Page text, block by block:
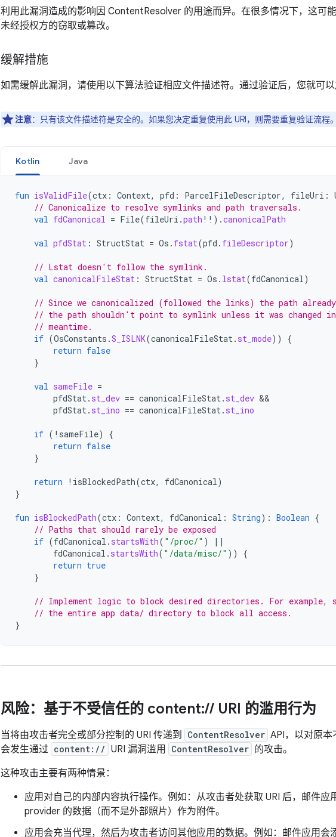
利用此漏洞造成的影响因 ContentResolver 的用途而异。在很多情况下，这可
未经授权方的窃取或篡改。
缓解措施
如需缓解此漏洞，请使用以下算法验证相应文件描述符。通过验证后，您就可
注意：只有该文件描述符是安全的。如果您决定重复使用此 URI，则需要重复验证流程
Kotlin Java
fun isValidFile(ctx : Context, pfd : ParcelFileDescriptor, fileUri :
// Canonicalize to resolve symlinks and path traversals.
val fdCanonical = File(fileUri .path !! ).canonicalPath
val pfdStat : StructStat = Os . fstat(pfd . fileDescriptor)
// Lstat doesn't follow the symlink.
val canonicalFileStat : StructStat = Os . lstat(fdCanonical)
// Since we canonicalized (followed the links) the path
// the path shouldn't point to symlink unless it was changed
// meantime.
if (OsConstants .S_ISLNK(canonicalFileStat. st_mode))
{
return false
}
val sameFile =
pfdStat. st_dev == canonicalFileStat. st_dev
pfdStat. st_ino == canonicalFileStat. st_ino
if ( ! sameFile)
{
return false
}
return ! isBlockedPath(ctx, fdCanonical)
}
fun isBlockedPath(ctx : Context, fdCanonical : String): Boolean {
// Paths that should rarely be exposed
if (fdCanonical . startsWith( "/proc/" )
||
fdCanonical . startsWith( "/data/misc/" ))
{
return true
}
// Implement logic to block desired directories. For example,
// the entire app data/ directory to block all access.
}
风险：基于不受信任的 content:// URI 的滥用行为
当将由攻击者完全或部分控制的 URI 传递到 ContentResolver API，以对原
会发生通过 content:// URI 漏洞滥用 ContentResolver 的攻击。
这种攻击主要有两种情景：
应用对自己的内部内容执行操作。例如：从攻击者处获取 URI 后，邮件
provider 的数据（而不是外部照片）作为附件。
应用会充当代理，然后为攻击者访问其他应用的数据。例如：邮件应用会